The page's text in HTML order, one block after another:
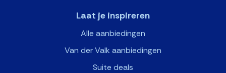
Laat je inspireren
Alle aanbiedingen
Van der Valk aanbiedingen
Suite deals